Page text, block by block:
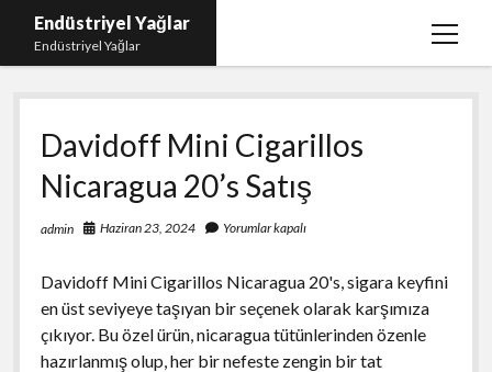
Endüstriyel Yağlar
Endüstriyel Yağlar
menüyü
Igtv Yorum Hilesi Ücretsiz
Instagram Gizli Hesap Görme Uygulamasız
Linkedin Beğeni Yükleme
Liste
Ücretsiz Şifresiz Twitter Beğeni Hilesi
Davidoff Mini Cigarillos
Nicaragua 20’s Satış
admin Haziran 23, 2024 Yorumlar kapalı
Davidoff Mini Cigarillos Nicaragua 20's, sigara keyfini
en üst seviyeye taşıyan bir seçenek olarak karşımıza
çıkıyor. Bu özel ürün, nicaragua tütünlerinden özenle
hazırlanmış olup, her bir nefeste zengin bir tat